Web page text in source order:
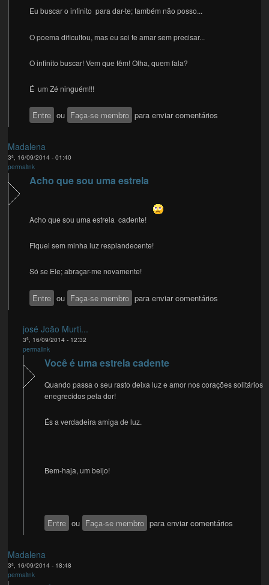
Eu buscar o infinito para dar-te; também não posso...
O poema dificultou, mas eu sei te amar sem precisar...
O infinito buscar! Vem que têm! Olha, quem fala?
É um Zé ninguém!!!
Entre ou Faça-se membro para enviar comentários
Madalena
3ª, 16/09/2014 - 01:40
permalink
Acho que sou uma estrela
Acho que sou uma estrela cadente!
Fiquei sem minha luz resplandecente!
Só se Ele; abraçar-me novamente!
Entre ou Faça-se membro para enviar comentários
josé João Murti...
3ª, 16/09/2014 - 12:32
permalink
Você é uma estrela cadente
Quando passa o seu rasto deixa luz e amor nos corações solitários
enegrecidos pela dor!
És a verdadeira amiga de luz.
Bem-haja, um beijo!
Entre ou Faça-se membro para enviar comentários
Madalena
3ª, 16/09/2014 - 18:48
permalink